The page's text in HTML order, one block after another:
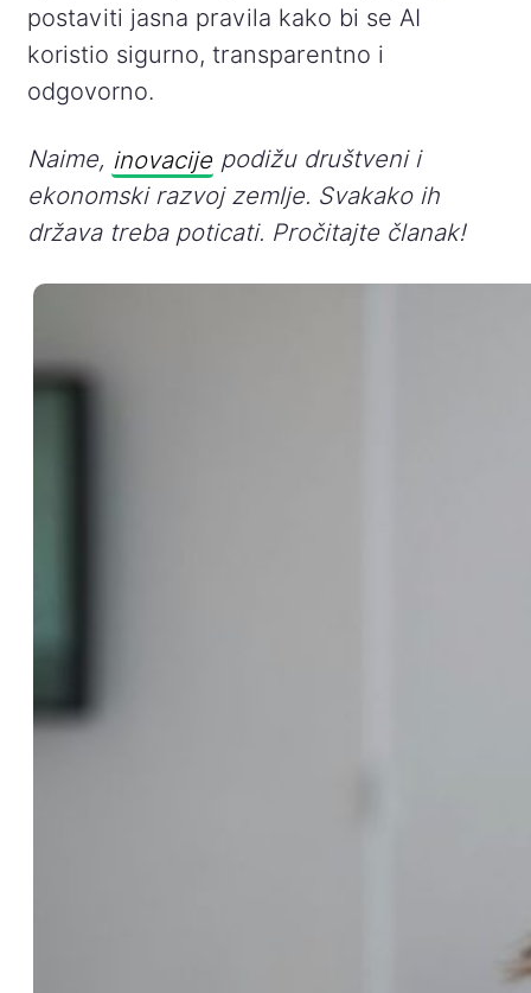
postaviti jasna pravila kako bi se AI
koristio sigurno, transparentno i
odgovorno.
Naime, inovacije podižu društveni i
ekonomski razvoj zemlje. Svakako ih
država treba poticati. Pročitajte članak!